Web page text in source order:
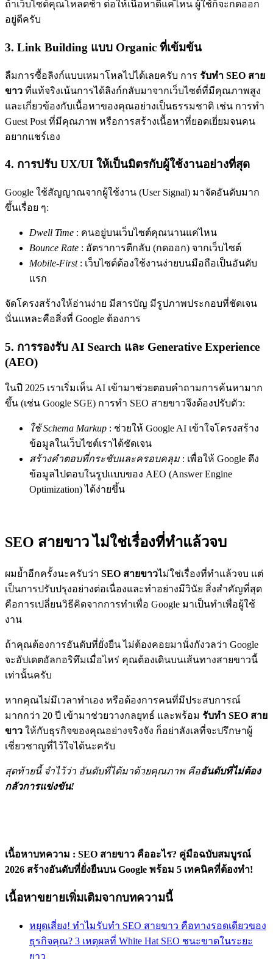
ถ้าเว็บไซต์คุณโหลดช้า ต่อให้เนื้อหาดีแค่ไหน ผู้ใช้ก็จะกดออก
อยู่ดีครับ
3. Link Building แบบ Organic ที่เข้มข้น
ลืมการซื้อลิงก์แบบเหมาโหลไปได้เลยครับ การ รับทำ SEO สาย
ขาว ที่แท้จริงเน้นการได้ลิงก์กลับมาจากเว็บไซต์ที่มีคุณภาพสูง
และเกี่ยวข้องกับเนื้อหาของคุณอย่างเป็นธรรมชาติ เช่น การทำ
Guest Post ที่มีคุณภาพ หรือการสร้างเนื้อหาที่ยอดเยี่ยมจนคน
อยากแชร์เอง
4. การปรับ UX/UI ให้เป็นมิตรกับผู้ใช้งานอย่างที่สุด
Google ใช้สัญญาณจากผู้ใช้งาน (User Signal) มาจัดอันดับมาก
ขึ้นเรื่อย ๆ:
Dwell Time : คนอยู่บนเว็บไซต์คุณนานแค่ไหน
Bounce Rate : อัตราการตีกลับ (กดออก) จากเว็บไซต์
Mobile-First: เว็บไซต์ต้องใช้งานง่ายบนมือถือเป็นอันดับ
แรก
จัดโครงสร้างให้อ่านง่าย มีสารบัญ มีรูปภาพประกอบที่ชัดเจน
นั่นแหละคือสิ่งที่ Google ต้องการ
5. การรองรับ AI Search และ Generative Experience
(AEO)
ในปี 2025 เราเริ่มเห็น AI เข้ามาช่วยตอบคำถามการค้นหามาก
ขึ้น (เช่น Google SGE) การทำ SEO สายขาวจึงต้องปรับตัว:
ใช้ Schema Markup : ช่วยให้ Google AI เข้าใจโครงสร้าง
ข้อมูลในเว็บไซต์เราได้ชัดเจน
สร้างคำตอบที่กระชับและครอบคลุม: เพื่อให้ Google ดึง
ข้อมูลไปตอบในรูปแบบของ AEO (Answer Engine
Optimization) ได้ง่ายขึ้น
SEO สายขาว ไม่ใช่เรื่องที่ทำแล้วจบ
ผมย้ำอีกครั้งนะครับว่า SEO สายขาวไม่ใช่เรื่องที่ทำแล้วจบ แต่
เป็นการปรับปรุงอย่างต่อเนื่องและทำอย่างมีวินัย สิ่งสำคัญที่สุด
คือการเปลี่ยนวิธีคิดจากการทำเพื่อ Google มาเป็นทำเพื่อผู้ใช้
งาน
ถ้าคุณต้องการอันดับที่ยั่งยืน ไม่ต้องคอยมานั่งกังวลว่า Google
จะอัปเดตอัลกอริทึมเมื่อไหร่ คุณต้องเดินบนเส้นทางสายขาวนี้
เท่านั้นครับ
หากคุณไม่มีเวลาทำเอง หรือต้องการคนที่มีประสบการณ์
มากกว่า 20 ปี เข้ามาช่วยวางกลยุทธ์ และพร้อม รับทำ SEO สาย
ขาว ให้กับธุรกิจของคุณอย่างจริงจัง ก็อย่าลังเลที่จะปรึกษาผู้
เชี่ยวชาญที่ไว้ใจได้นะครับ
สุดท้ายนี้ จำไว้ว่า อันดับที่ได้มาด้วยคุณภาพ คืออันดับที่ไม่ต้อง
กลัวการแข่งขัน!
เนื้อหาบทความ : SEO สายขาว คืออะไร? คู่มือฉบับสมบูรณ์
2026 สร้างอันดับที่ยั่งยืนบน Google พร้อม 5 เทคนิคที่ต้องทำ!
เนื้อหาขยายเพิ่มเติมจากบทความนี้
หยุดเสี่ยง! ทำไมรับทำ SEO สายขาว คือทางรอดเดียวของ
ธุรกิจคุณ? 3 เหตุผลที่ White Hat SEO ชนะขาดในระยะ
ยาว